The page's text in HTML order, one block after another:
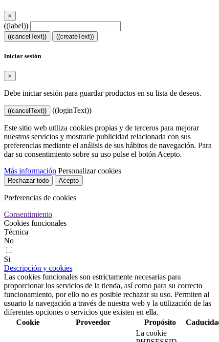
×
((label))
((cancelText)) ((createText))
Iniciar sesión
×
Debe iniciar sesión para guardar productos en su lista de deseos.
((cancelText)) ((loginText))
Este sitio web utiliza cookies propias y de terceros para mejorar
nuestros servicios y mostrarle publicidad relacionada con sus
preferencias mediante el análisis de sus hábitos de navegación. Para
dar su consentimiento sobre su uso pulse el botón Acepto.
Más información Personalizar cookies
Rechazar todo Acepto
Preferencias de cookies
Consentimiento
Cookies funcionales
Técnica
No
Si
Descripción y cookies
Las cookies funcionales son estrictamente necesarias para
proporcionar los servicios de la tienda, así como para su correcto
funcionamiento, por ello no es posible rechazar su uso. Permiten al
usuario la navegación a través de nuestra web y la utilización de las
diferentes opciones o servicios que existen en ella.
Cookie
Proveedor Propósito
La cookie